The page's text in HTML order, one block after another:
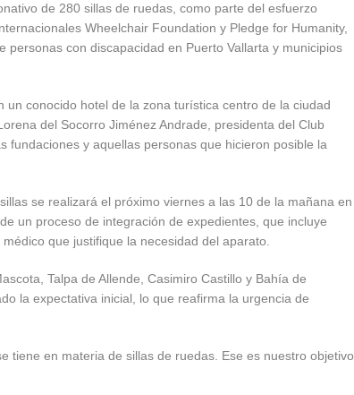
de 280 sillas de ruedas, como parte del esfuerzo
Wheelchair Foundation y Pledge for Humanity,
personas con discapacidad en Puerto Vallarta y municipios
un conocido hotel de la zona turística centro de la ciudad
del Socorro Jiménez Andrade, presidenta del Club
fundaciones y aquellas personas que hicieron posible la
se realizará el próximo viernes a las 10 de la mañana en
un proceso de integración de expedientes, que incluye
que justifique la necesidad del aparato.
Talpa de Allende, Casimiro Castillo y Bahía de
la expectativa inicial, lo que reafirma la urgencia de
tiene en materia de sillas de ruedas. Ese es nuestro objetivo